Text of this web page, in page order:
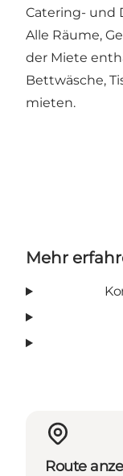
Catering- und
Alle Räume,
der Miete
Bettwäsche,
mieten.
Mehr
Route